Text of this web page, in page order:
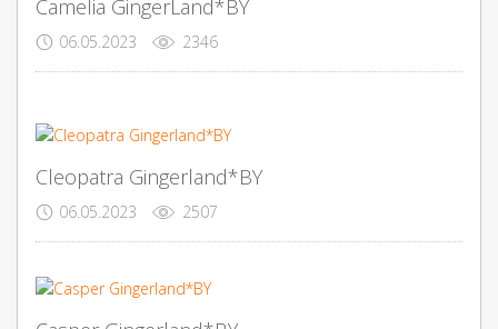
Camelia GingerLand*BY
06.05.2023 2346
Cleopatra Gingerland*BY
06.05.2023 2507